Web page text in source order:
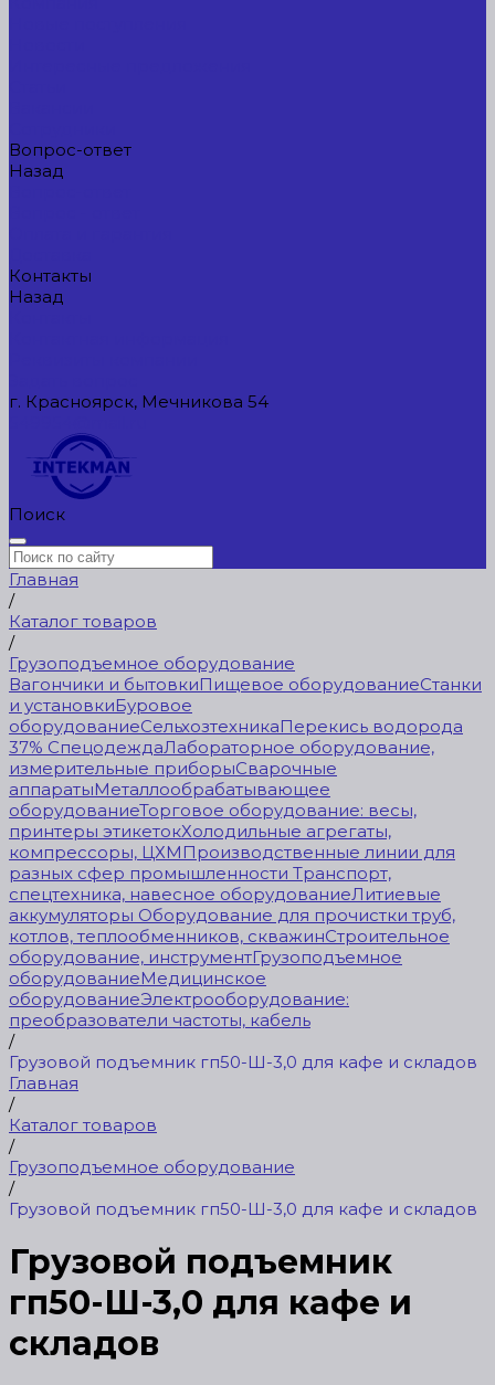
Вопрос-ответ
Назад
Контакты
Назад
г. Красноярск, Мечникова 54
Поиск
Главная
/
Каталог товаров
/
Грузоподъемное оборудование
Вагончики и бытовкиПищевое оборудованиеСтанки
и установкиБуровое
оборудованиеСельхозтехникаПерекись водорода
37% СпецодеждаЛабораторное оборудование,
измерительные приборыСварочные
аппаратыМеталлообрабатывающее
оборудованиеТорговое оборудование: весы,
принтеры этикетокХолодильные агрегаты,
компрессоры, ЦХМ Производственные линии для
разных сфер промышленности Транспорт,
спецтехника, навесное оборудованиеЛитиевые
аккумуляторы Оборудование для прочистки труб,
котлов, теплообменников, скважинСтроительное
оборудование, инструментГрузоподъемное
оборудованиеМедицинское
оборудованиеЭлектрооборудование:
преобразователи частоты, кабель
/
Грузовой подъемник гп50-Ш-3,0 для кафе и складов
Главная
/
Каталог товаров
/
Грузоподъемное оборудование
/
Грузовой подъемник гп50-Ш-3,0 для кафе и складов
Грузовой подъемник
гп50-Ш-3,0 для кафе и
складов